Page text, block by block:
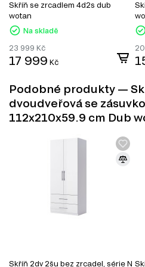
Úložný prostor
Noční stolky
Nástěnné police a skříňky
Zrcadla
Botníky do předsíně
Skříň se zrcadlem 4d2s dub
wotan
Na skladě
23 999 Kč
17 999 Kč
Podobné produkty —
dvoudveřová se
112x210x59.9 cm Dub
Skříň 2dv 2šu bez zrcadel, série N